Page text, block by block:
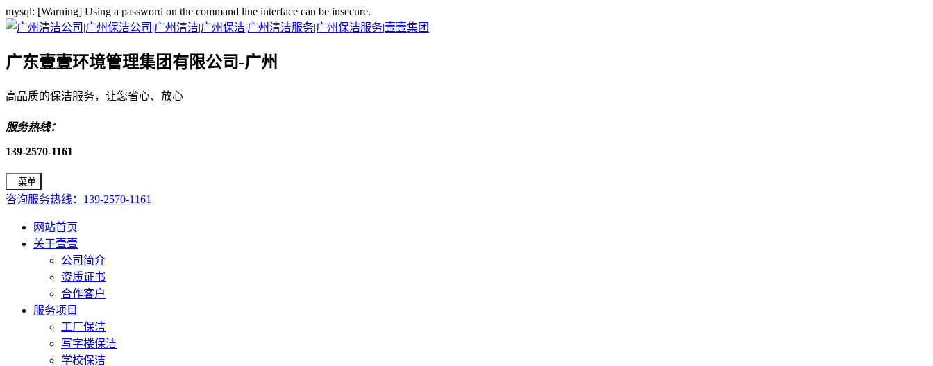
mysql: [Warning] Using a password on the command line interface can be insecure.
广东壹壹环境管理集团有限公司-广州
高品质的保洁服务，让您省心、放心
服务热线：
139-2570-1161
菜单
咨询服务热线：139-2570-1161
网站首页
关于壹壹
公司简介
资质证书
合作客户
服务项目
工厂保洁
写字楼保洁
学校保洁